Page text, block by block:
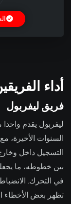
أداء
فريق ليفربول
ليفربول يقدم
السنوات الأخيرة،
التسجيل داخل
بين خطوطه، ما
في التحرك.
تظهر بعض الأخطاء